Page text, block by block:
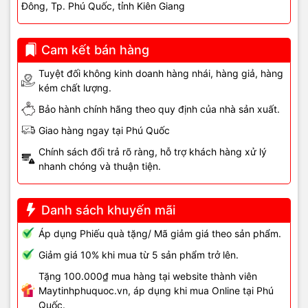
Đông, Tp. Phú Quốc, tỉnh Kiên Giang
Cam kết bán hàng
Tuyệt đối không kinh doanh hàng nhái, hàng giả, hàng
kém chất lượng.
Bảo hành chính hãng theo quy định của nhà sản xuất.
Giao hàng ngay tại Phú Quốc
Chính sách đổi trả rõ ràng, hỗ trợ khách hàng xử lý
nhanh chóng và thuận tiện.
Danh sách khuyến mãi
Áp dụng Phiếu quà tặng/ Mã giảm giá theo sản phẩm.
Giảm giá 10% khi mua từ 5 sản phẩm trở lên.
Tặng 100.000₫ mua hàng tại website thành viên
Maytinhphuquoc.vn, áp dụng khi mua Online tại Phú
Quốc.
Sửa chuột tại Vi Tính Hải
Đăng – Phú Quốc
Vi Tính Hải Đăng, chúng tôi nhận sửa chữa các lỗi:
- Chuột không nhận click, nhấn đôi.
- Chuột gaming, chuột văn phòng, chuột dây và không dây.
- Vệ sinh, thay switch, sửa mạch PCB, hàn IC điều khiển.
Nguyên nhân chính thường gặp: switch hỏng, PCB/IC lỗi, driver
hoặc cài đặt double-click.
Cam kết dịch vụ:
- Kỹ thuật viên giàu kinh nghiệm, trang thiết bị hiện đại.